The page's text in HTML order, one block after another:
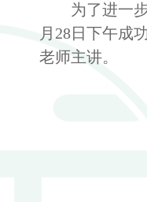
为了进一
月 28日下午成
老师主讲。